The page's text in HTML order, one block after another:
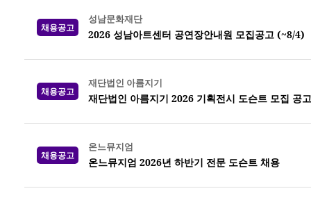
채용공고
성남문화재단
2026 성남아트센터 공연장안내원 모집공고 (~8/4)
채용공고
재단법인 아름지기
재단법인 아름지기 2026 기획전시 도슨트 모집 공고
채용공고
온느뮤지엄
온느뮤지엄 2026년 하반기 전문 도슨트 채용